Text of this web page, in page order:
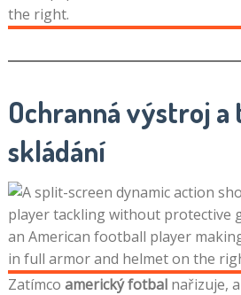
Ochranná výstroj a
skládání
Zatímco americký fotbalnařizuje,